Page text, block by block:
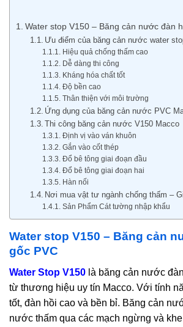
Water stop V150 – Băng cản nước đàn
Ưu điểm của băng cản nước water
Hiệu quả chống thấm cao
Dễ dàng thi công
Kháng hóa chất tốt
Độ bền cao
Thân thiện với môi trường
Ứng dụng của băng cản nước PVC
Thi công băng cản nước V150 Macco
Định vị vào ván khuôn
Gắn vào cốt thép
Đổ bê tông giai đoạn đầu
Đổ bê tông giai đoạn hai
Hàn nối
Nơi mua vật tư ngành chống thấm –
Sản Phẩm Cát tường nhập khẩu
Water stop V150 – Băng cản
gốc PVC
Water Stop V150 là băng cản nước
từ thương hiệu uy tín Macco. Với tính
tốt, đàn hồi cao và bền bỉ. Băng cản
nước thấm qua các mạch ngừng và